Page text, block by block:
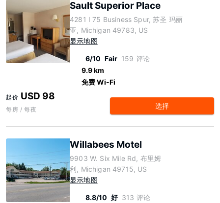
Sault Superior Place
4281 I 75 Business Spur, 苏圣 玛丽
亚, Michigan 49783, US
显示地图
6/10 Fair 159 评论
9.9 km
免费 Wi-Fi
起价 USD 98
每房 / 每夜 选择
Willabees Motel
9903 W. Six Mile Rd, 布里姆
利, Michigan 49715, US
显示地图
8.8/10 好 313 评论